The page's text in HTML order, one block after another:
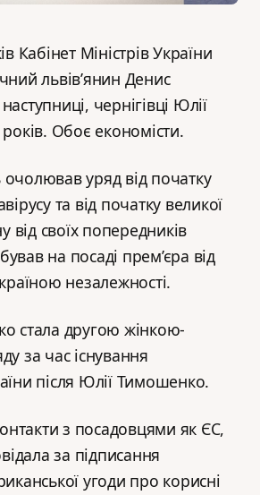
Кабінет Міністрів України
львів’янин Денис
чернігівці Юлії
Обоє економісти.
уряд від початку
та від початку великої
від своїх попередників
на посаді прем’єра від
незалежності.
стала другою жінкою-
за час існування
після Юлії Тимошенко.
з посадовцями як ЄС,
за підписання
угоди про корисні